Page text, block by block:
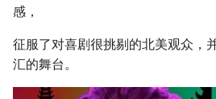
感，
征服了对喜剧很挑剔的北美观众，
汇的舞台。